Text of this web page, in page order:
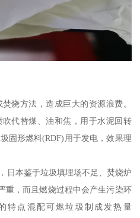
烧方法，造成巨大的资源浪费。
代替煤、油和焦，用于水泥回转
固形燃料(RDF)用于发电，效果理
日本鉴于垃圾填埋场不足、焚烧炉
重，而且燃烧过程中会产生污染环
特点混配可燃垃圾制成发热量